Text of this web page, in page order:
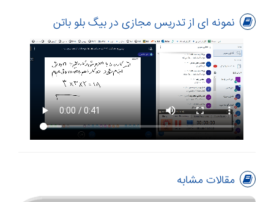
نمونه ای از تدریس مجازی در بیگ بلو باتن
مقالات مشابه